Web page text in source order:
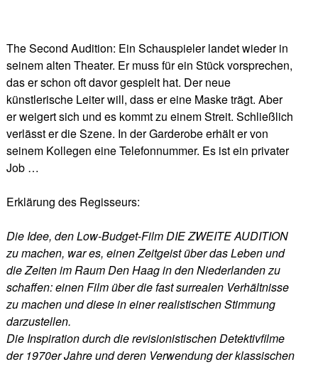
The Second Audition: Ein Schauspieler landet wieder in
seinem alten Theater. Er muss für ein Stück vorsprechen,
das er schon oft davor gespielt hat. Der neue
künstlerische Leiter will, dass er eine Maske trägt. Aber
er weigert sich und es kommt zu einem Streit. Schließlich
verlässt er die Szene. In der Garderobe erhält er von
seinem Kollegen eine Telefonnummer. Es ist ein privater
Job …
Erklärung des Regisseurs:
Die Idee, den Low-Budget-Film DIE ZWEITE AUDITION
zu machen, war es, einen Zeitgeist über das Leben und
die Zeiten im Raum Den Haag in den Niederlanden zu
schaffen: einen Film über die fast surrealen Verhältnisse
zu machen und diese in einer realistischen Stimmung
darzustellen.
Die Inspiration durch die revisionistischen Detektivfilme
der 1970er Jahre und deren Verwendung der klassischen